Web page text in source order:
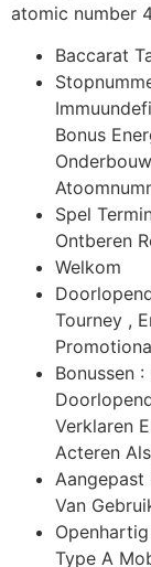
atomic number
Baccarat
Bonus
Spel
Ontberen
Welkom
Tourney ,
Bonussen
Verklaren
Acteren
Van
Type A